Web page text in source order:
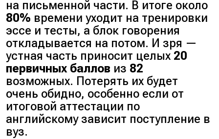
на письменной части. В итоге около
80% времени уходит на тренировки
эссе и тесты, а блок говорения
откладывается на потом. И зря —
устная часть приносит целых 20
первичных баллов из 82
возможных. Потерять их будет
очень обидно, особенно если от
итоговой аттестации по
английскому зависит поступление в
вуз.